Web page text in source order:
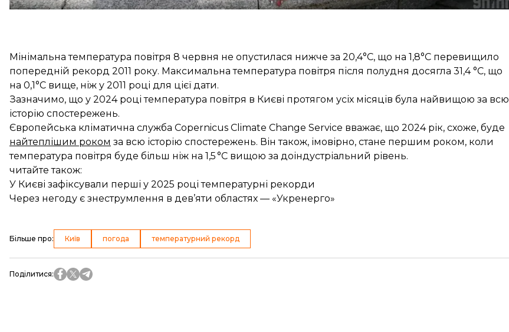
Мінімальна температура повітря 8 червня не опустилася нижче за 20,4°C, що на 1,8°C перевищило
попередній рекорд 2011 року. Максимальна температура повітря після полудня досягла 31,4 °C, що
на 0,1°C вище, ніж у 2011 році для цієї дати.
Зазначимо, що у 2024 році температура повітря в Києві протягом усіх місяців була найвищою за всю
історію спостережень.
Європейська кліматична служба Copernicus Climate Change Service вважає, що 2024 рік, схоже, буде
найтеплішим роком за всю історію спостережень. Він також, імовірно, стане першим роком, коли
температура повітря буде більш ніж на 1,5 °C вищою за доіндустріальний рівень.
читайте також:
У Києві зафіксували перші у 2025 році температурні рекорди
Через негоду є знеструмлення в дев’яти областях — «Укренерго»
Більше про: Київ погода температурний рекорд
Поділитися: